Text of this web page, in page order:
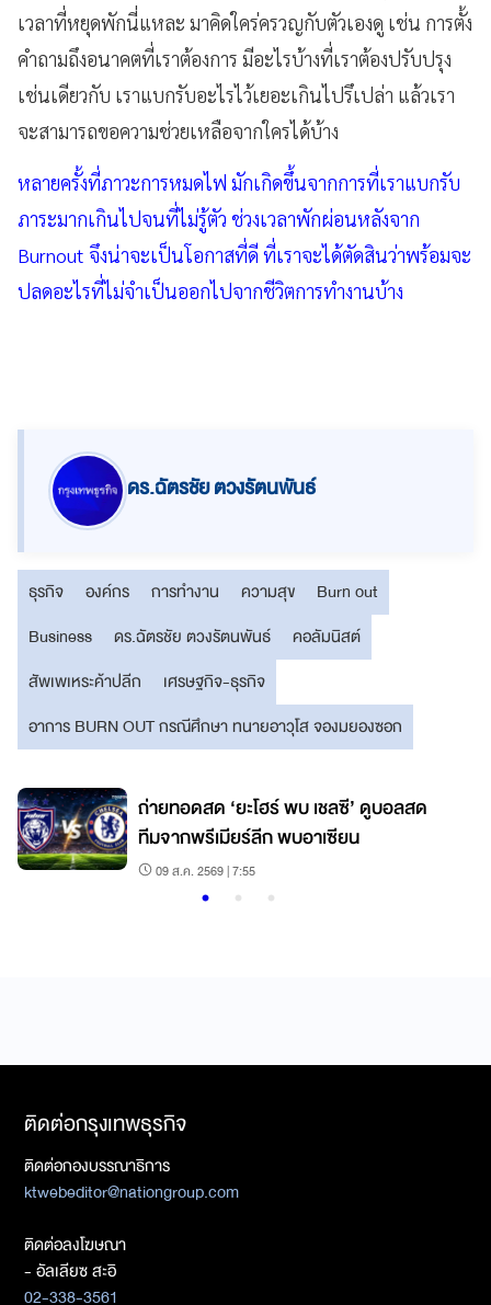
เวลาที่หยุดพักนี่แหละ มาคิดใคร่ครวญกับตัวเองดู เช่น การตั้ง
คำถามถึงอนาคตที่เราต้องการ มีอะไรบ้างที่เราต้องปรับปรุง
เช่นเดียวกับ เราแบกรับอะไรไว้เยอะเกินไปรึเปล่า แล้วเรา
จะสามารถขอความช่วยเหลือจากใครได้บ้าง
หลายครั้งที่ภาวะการหมดไฟ มักเกิดขึ้นจากการที่เราแบกรับ
ภาระมากเกินไปจนที่ไม่รู้ตัว ช่วงเวลาพักผ่อนหลังจาก
Burnout จึงน่าจะเป็นโอกาสที่ดี ที่เราจะได้ตัดสินว่าพร้อมจะ
ปลดอะไรที่ไม่จำเป็นออกไปจากชีวิตการทำงานบ้าง
ดร.ฉัตรชัย ตวงรัตนพันธ์
ธุรกิจ องค์กร การทำงาน ความสุข
Burn out
Business
ดร.ฉัตรชัย ตวงรัตนพันธ์
คอลัมนิสต์
สัพเพเหระค้าปลีก
เศรษฐกิจ-ธุรกิจ
อาการ BURN OUT กรณีศึกษา ทนายอาวุโส จองมยองซอก
ถ่ายทอดสด ‘ยะโฮร์ พบ เชลซี’ ดูบอลสด
ทีมจากพรีเมียร์ลีก พบอาเซียน
09 ส.ค. 2569 | 7:55
ติดต่อกรุงเทพธุรกิจ
ติดต่อกองบรรณาธิการ
ktwebeditor@nationgroup.com
ติดต่อลงโฆษณา
- อัลเลียซ สะอิ
02-338-3561